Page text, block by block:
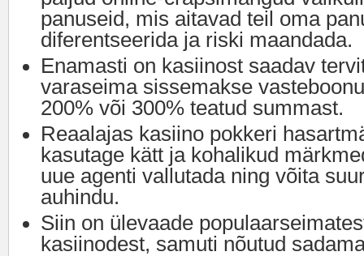
panuseid, mis aitavad teil oma
diferentseerida ja riski maandada.
Enamasti on kasiinost saadav
varaseima sissemakse
200% või 300% teatud summast.
Reaalajas kasiino pokkeri
kasutage kätt ja kohalikud
uue agenti vallutada ning võita
auhindu.
Siin on ülevaade
kasiinodest, samuti nõutud